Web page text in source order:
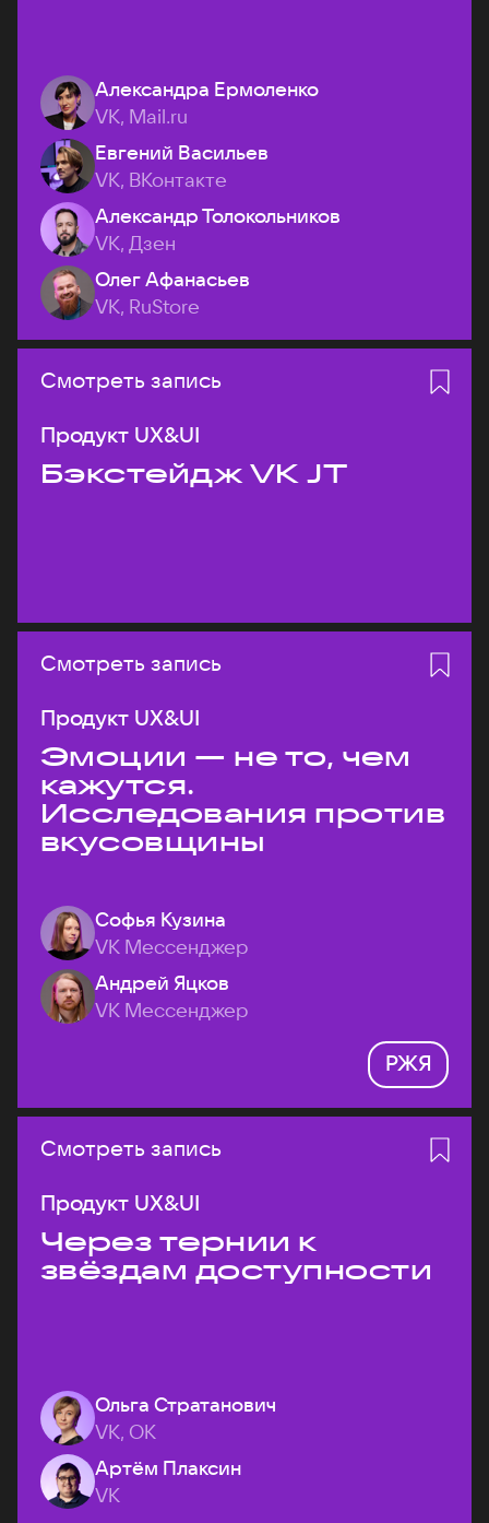
Александра Ермоленко
VK, Mail.ru
Евгений Васильев
VK, ВКонтакте
Александр Толокольников
VK, Дзен
Олег Афанасьев
VK, RuStore
Смотреть запись
Продукт UX&UI
Бэкстейдж VK JT
Смотреть запись
Продукт UX&UI
Эмоции — не то, чем
кажутся.
Исследования против
вкусовщины
Софья Кузина
VK Мессенджер
Андрей Яцков
VK Мессенджер
РЖЯ
Смотреть запись
Продукт UX&UI
Через тернии к
звёздам доступности
Ольга Стратанович
VK, ОК
Артём Плаксин
VK